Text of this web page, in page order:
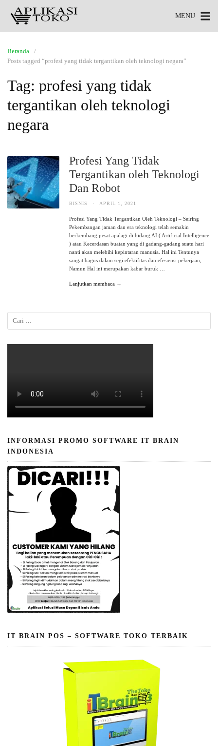
MENU
Beranda
Posts tagged “profesi yang tidak tergantikan oleh teknologi negara”
Tag: profesi yang tidak
tergantikan oleh teknologi
negara
Profesi Yang Tidak
Tergantikan oleh Teknologi
Dan Robot
BISNIS · APRIL 1, 2021
Profesi Yang Tidak Tergantikan Oleh Teknologi – Seiring
Pekembangan jaman dan era teknologi telah semakin
berkembang pesat apalagi di bidang AI ( Artificial Intelligence
) atau Kecerdasan buatan yang di gadang-gadang suatu hari
nanti akan melebihi kepintaran manusia. Hal ini Tentunya
sangat bagus dalam segi efektifitas dan efesiensi pekerjaan,
Namun Hal ini merupakan kabar buruk …
Lanjutkan membaca →
INFORMASI PROMO SOFTWARE IT BRAIN
INDONESIA
IT BRAIN POS – SOFTWARE TOKO TERBAIK